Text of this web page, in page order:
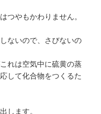
つやもかわりません。
ないので、さびないの
れは空気中に硫黄の蒸
して化合物をつくるた
します。